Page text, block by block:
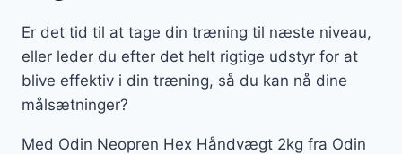
Er det tid til at tage din træning til næste niveau,
eller leder du efter det helt rigtige udstyr for at
blive effektiv i din træning, så du kan nå dine
målsætninger?
Med Odin Neopren Hex Håndvægt 2kg fra Odin